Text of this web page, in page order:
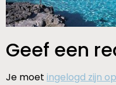
Geef een
Je moet ingelogd zijn op